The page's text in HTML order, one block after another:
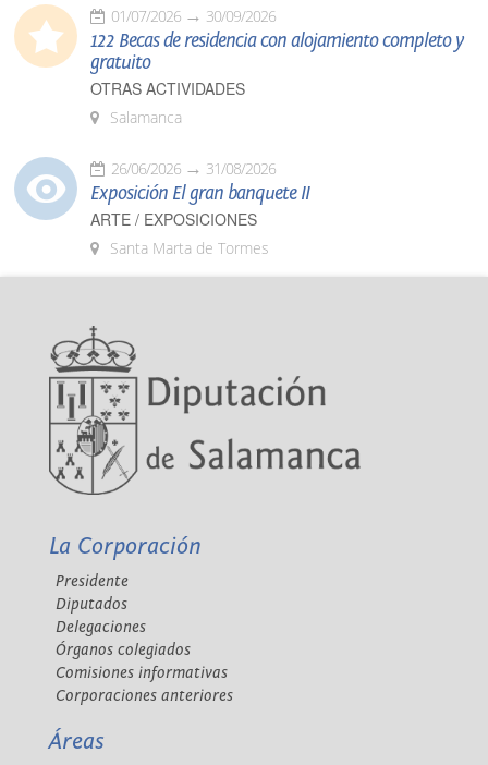
01/07/2026 30/09/2026
122 Becas de residencia con alojamiento completo y
gratuito
OTRAS ACTIVIDADES
Salamanca
26/06/2026 31/08/2026
Exposición El gran banquete II
ARTE / EXPOSICIONES
Santa Marta de Tormes
La Corporación
Presidente
Diputados
Delegaciones
Órganos colegiados
Comisiones informativas
Corporaciones anteriores
Áreas